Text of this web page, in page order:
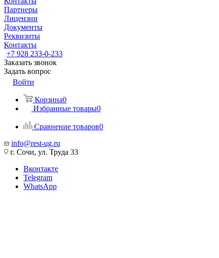
Партнеры
Лицензии
Документы
Реквизиты
Контакты
+7 928 233-0-233
Заказать звонок
Задать вопрос
Войти
Корзина0
Избранные товары0
Сравнение товаров0
info@rest-ug.ru
г. Сочи, ул. Труда 33
Вконтакте
Telegram
WhatsApp